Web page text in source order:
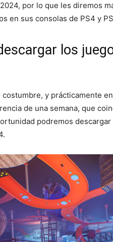
por lo que les diremos
en sus consolas de PS4 y
los
y prácticamente
de una semana, que
podremos